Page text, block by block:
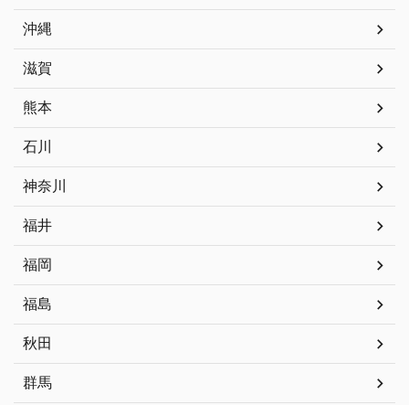
沖縄
滋賀
熊本
石川
神奈川
福井
福岡
福島
秋田
群馬